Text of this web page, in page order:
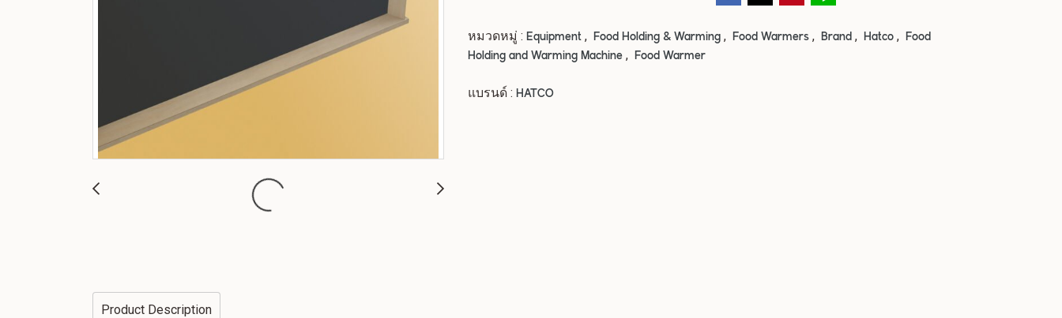
หมวดหมู่ : Equipment , Food Holding & Warming , Food Warmers , Brand , Hatco ,
Food
Holding and Warming Machine , Food Warmer
แบรนด์ : HATCO
Product Description